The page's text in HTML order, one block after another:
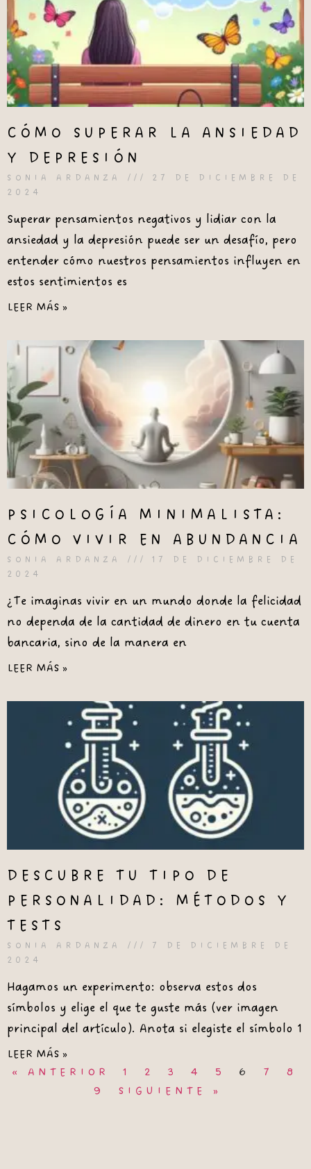
CÓMO SUPERAR LA ANSIEDAD
Y DEPRESIÓN
SONIA ARDANZA
27 DE DICIEMBRE DE
2024
Superar pensamientos negativos y lidiar con la
ansiedad y la depresión puede ser un desafío, pero
entender cómo nuestros pensamientos influyen en
estos sentimientos es
LEER MÁS »
PSICOLOGÍA MINIMALISTA:
CÓMO VIVIR EN ABUNDANCIA
SONIA ARDANZA
17 DE DICIEMBRE DE
2024
¿Te imaginas vivir en un mundo donde la felicidad
no dependa de la cantidad de dinero en tu cuenta
bancaria, sino de la manera en
LEER MÁS »
DESCUBRE TU TIPO DE
PERSONALIDAD: MÉTODOS Y
TESTS
SONIA ARDANZA
7 DE DICIEMBRE DE
2024
Hagamos un experimento: observa estos dos
símbolos y elige el que te guste más (ver imagen
principal del artículo). Anota si elegiste el símbolo 1
LEER MÁS »
« ANTERIOR
1 2 3 4 5 6 7
8
9
SIGUIENTE »